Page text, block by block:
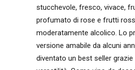
stucchevole, fresco, vivace,
profumato di rose e frutti
moderatamente alcolico. Lo
versione amabile da alcuni
diventato un best seller grazie